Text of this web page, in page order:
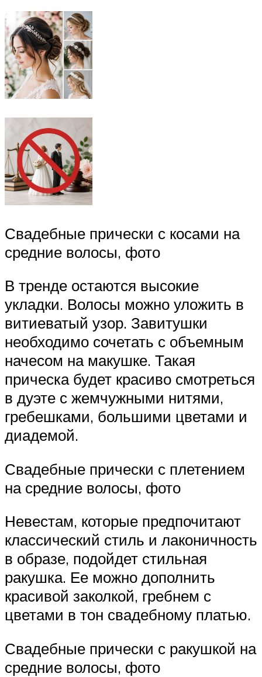
Свадебные прически с косами на
средние волосы, фото
В тренде остаются высокие
укладки. Волосы можно уложить в
витиеватый узор. Завитушки
необходимо сочетать с объемным
начесом на макушке. Такая
прическа будет красиво смотреться
в дуэте с жемчужными нитями,
гребешками, большими цветами и
диадемой.
Свадебные прически с плетением
на средние волосы, фото
Невестам, которые предпочитают
классический стиль и лаконичность
в образе, подойдет стильная
ракушка. Ее можно дополнить
красивой заколкой, гребнем с
цветами в тон свадебному платью.
Свадебные прически с ракушкой на
средние волосы, фото